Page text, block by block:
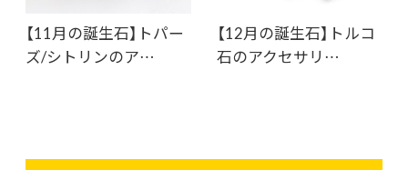
【11月の誕生石】トパー
ズ/シトリンのア…
【12月の誕生石】トルコ
石のアクセサリ…